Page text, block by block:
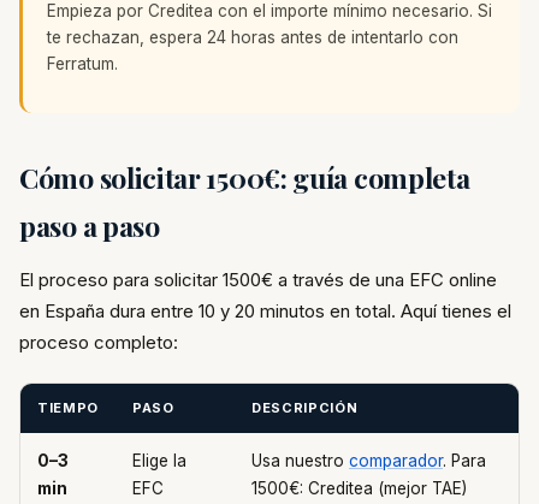
Empieza por Creditea con el importe mínimo necesario. Si
te rechazan, espera 24 horas antes de intentarlo con
Ferratum.
Cómo solicitar 1500€: guía completa
paso a paso
El proceso para solicitar 1500€ a través de una EFC online
en España dura entre 10 y 20 minutos en total. Aquí tienes el
proceso completo:
TIEMPO PASO DESCRIPCIÓN
0–3
min
Elige la
EFC
Usa nuestro comparador. Para
1500€: Creditea (mejor TAE)